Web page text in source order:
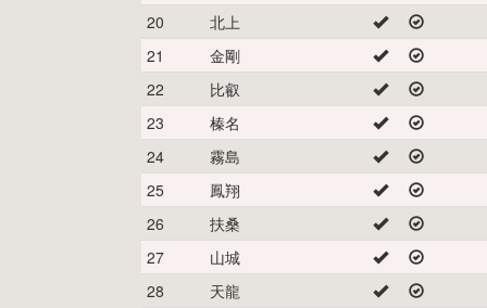
20
北上
21
金剛
22
比叡
23
榛名
24
霧島
25
鳳翔
26
扶桑
27
山城
28
天龍